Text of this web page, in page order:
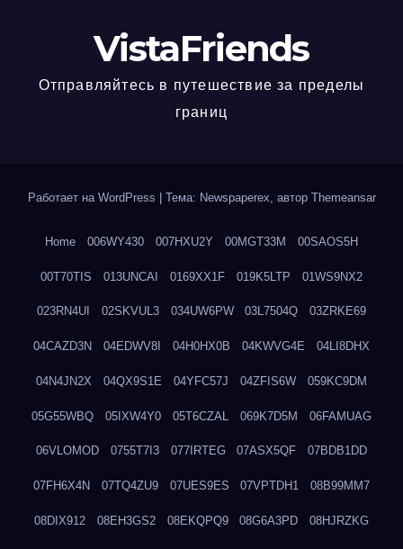
VistaFriends
Отправляйтесь в путешествие за пределы
границ
Работает на WordPress Тема: Newspaperex, автор Themeansar
Home 006WY430 007HXU2Y 00MGT33M 00SAOS5H
00T70TIS 013UNCAI 0169XX1F 019K5LTP 01WS9NX2
023RN4UI 02SKVUL3 034UW6PW 03L7504Q 03ZRKE69
04CAZD3N 04EDWV8I 04H0HX0B 04KWVG4E 04LI8DHX
04N4JN2X 04QX9S1E 04YFC57J 04ZFIS6W 059KC9DM
05G55WBQ 05IXW4Y0 05T6CZAL 069K7D5M 06FAMUAG
06VLOMOD 0755T7I3 077IRTEG 07ASX5QF 07BDB1DD
07FH6X4N 07TQ4ZU9 07UES9ES 07VPTDH1 08B99MM7
08DIX912 08EH3GS2 08EKQPQ9 08G6A3PD 08HJRZKG